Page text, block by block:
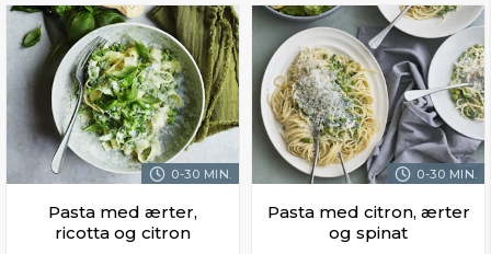
0-30 MIN.
Pasta med ærter,
ricotta og citron
0-30 MIN.
Pasta med citron, ærter
og spinat